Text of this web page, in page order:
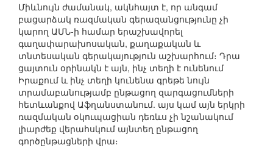
Միևնույն ժամանակ, ակնհայտ է, որ անգամ
բացարձակ ռազմական գերազանցությունը չի
կարող ԱՄՆ-ի համար երաշխավորել
գաղափարախոսական, քաղաքական և
տնտեսական գերակայություն աշխարհում։ Դրա
ցայտուն օրինակն է այն, ինչ տեղի է ունենում
Իրաքում և ինչ տեղի կունենա գրեթե նույն
տրամաբանությամբ ընթացող զարգացումների
հետևանքով Աֆղանստանում. այս կամ այն երկրի
ռազմական օկուպացիան դեռևս չի նշանակում
լիարժեք վերահսկում այնտեղ ընթացող
գործընթացների վրա։